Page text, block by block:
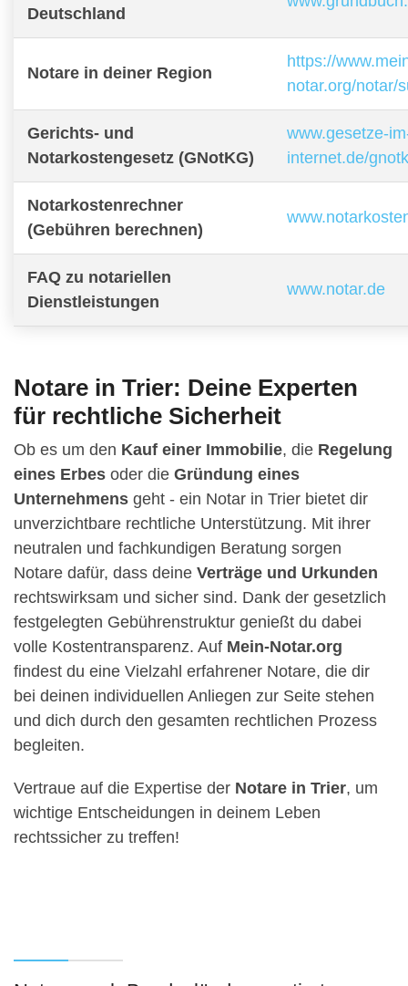
Deutschland
Notare in deiner Region
https://
notar.org/notar/
Gerichts- und
Notarkostengesetz (GNotKG)
www.gesetze-
internet.de/
Notarkostenrechner
(Gebühren berechnen)
FAQ zu notariellen
Dienstleistungen
www.notar.de
Notare in Trier: Deine Experten
für rechtliche Sicherheit
Ob es um den Kauf einer Immobilie, die Regelung
eines Erbes oder die Gründung eines
Unternehmens geht - ein Notar in Trier bietet dir
unverzichtbare rechtliche Unterstützung. Mit ihrer
neutralen und fachkundigen Beratung sorgen
Notare dafür, dass deine Verträge und Urkunden
rechtswirksam und sicher sind. Dank der gesetzlich
festgelegten Gebührenstruktur genießt du dabei
volle Kostentransparenz. Auf Mein-Notar.org
findest du eine Vielzahl erfahrener Notare, die dir
bei deinen individuellen Anliegen zur Seite stehen
und dich durch den gesamten rechtlichen Prozess
begleiten.
Vertraue auf die Expertise der Notare in Trier, um
wichtige Entscheidungen in deinem Leben
rechtssicher zu treffen!